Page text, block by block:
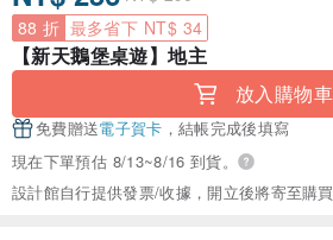
88 折 最多省下 NT$ 34
【新天鵝堡桌遊】地主
放入購物車
免費贈送電子賀卡 ，結帳完成後填寫
現在下單預估 8/13~8/16 到貨。
設計館自行提供發票/收據，開立後將寄至購